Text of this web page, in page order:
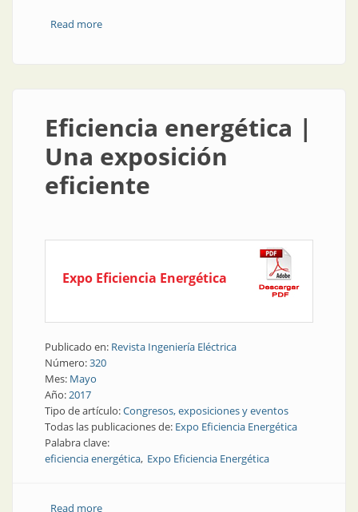
Read moreabout Artículo técnico | La importancia de la
Eficiencia energética |
Una exposición
eficiente
Expo Eficiencia Energética
Publicado en: Revista Ingeniería Eléctrica
Número:320
Mes: Mayo
Año:2017
Tipo de artículo:Congresos, exposiciones y eventos
Todas las publicaciones de: Expo Eficiencia Energética
Palabra clave:
eficiencia energética Expo Eficiencia Energética
Read moreabout Eficiencia energética | Una exposición eficiente